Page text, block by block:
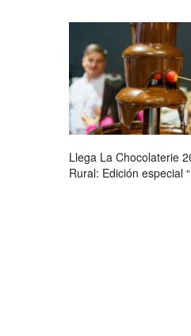
Llega La Chocolaterie
Rural: Edición especial